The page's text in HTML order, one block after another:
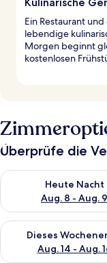
Ein Restaurant
lebendige
Morgen beginnt
kostenlosen
Überprüfe die
Heute Nacht
Aug. 8 - Aug. 9
Überprüfe die
Dieses
Aug. 14 - Aug.
Überprüfe die